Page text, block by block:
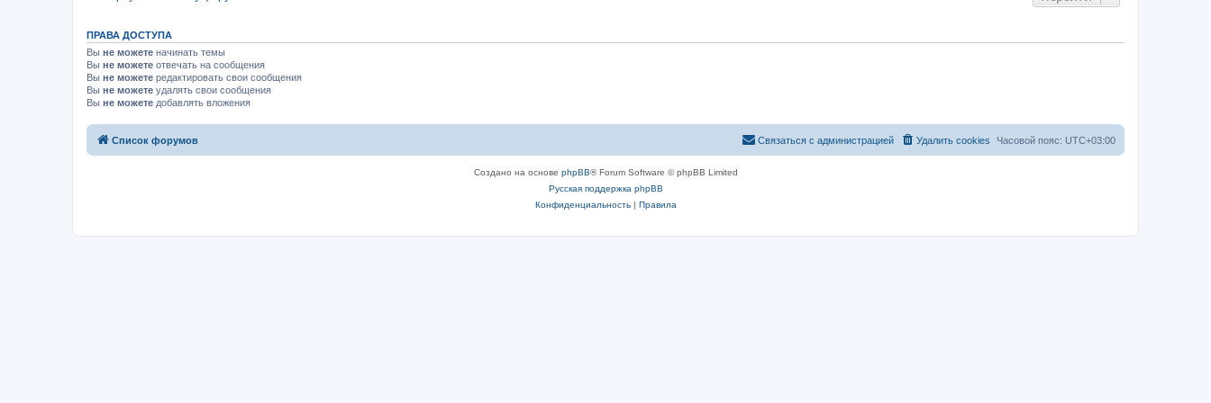
ПРАВА ДОСТУПА
Вы не можете начинать темы
Вы не можете отвечать на сообщения
Вы не можете редактировать свои сообщения
Вы не можете удалять свои сообщения
Вы не можете добавлять вложения
Список форумов Часовой пояс: UTC+03:00
Удалить cookies
Связаться с администрацией
Создано на основе phpBB® Forum Software © phpBB Limited
Русская поддержка phpBB
Конфиденциальность| Правила